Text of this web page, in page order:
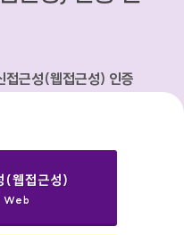
접근성(웹접근성) 인증
(웹접근성)
Web